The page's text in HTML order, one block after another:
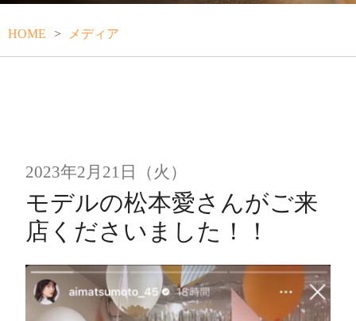
HOME メディア
投
稿
日:
2023年2月21日（火）
モデルの松本愛さんがご来
店くださいました！！